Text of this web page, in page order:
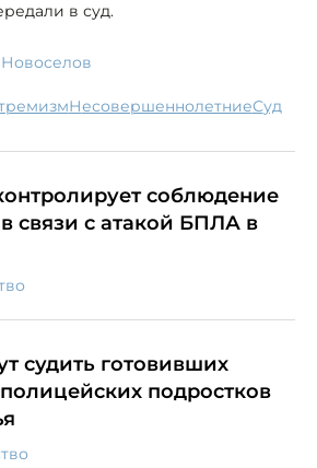
в суд.
несовершеннолетние суд
соблюдение
связи с атакой БПЛА в
судить готовивших
подростков